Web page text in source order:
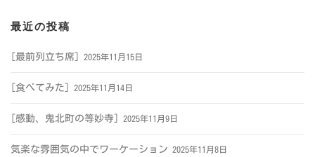
最近の投稿
[最前列立ち席] 2025年11月15日
[食べてみた] 2025年11月14日
[感動、鬼北町の等妙寺] 2025年11月9日
気楽な雰囲気の中でワーケーション 2025年11月8日